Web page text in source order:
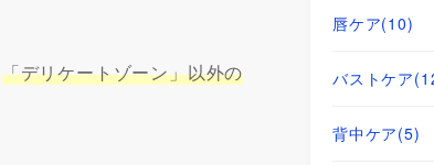
「デリケートゾーン」以外の
唇ケア(10)
バストケア
背中ケア(5)